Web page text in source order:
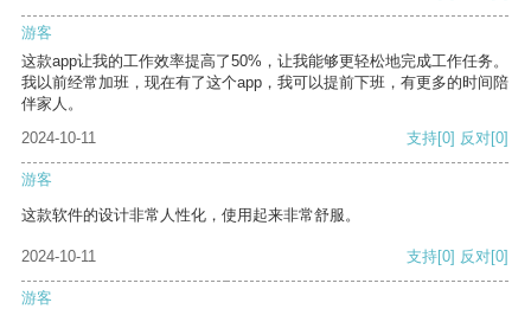
游客
这款app让我的工作效率提高了50%，让我能够更轻松地完成工作任务。
我以前经常加班，现在有了这个app，我可以提前下班，有更多的时间陪
伴家人。
2024-10-11
支持[0] 反对[0]
游客
这款软件的设计非常人性化，使用起来非常舒服。
2024-10-11 支持[0] 反对[0]
游客